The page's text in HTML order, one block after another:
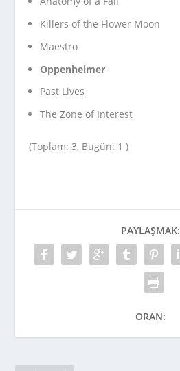
Killers of the Flower Moon
Maestro
Oppenheimer
Past Lives
The Zone of Interest
(Toplam: 3, Bugün: 1 )
PAYLAŞMAK:
ORAN: